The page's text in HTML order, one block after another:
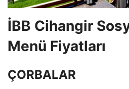
İBB Cihangir
Menü Fiyatları
ÇORBALAR